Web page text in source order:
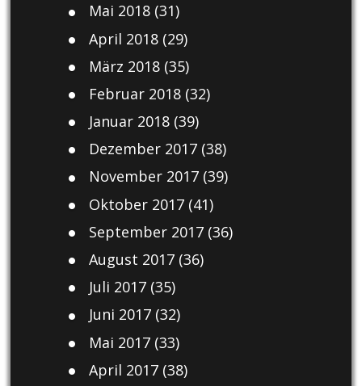
Mai 2018(31)
April 2018(29)
März 2018(35)
Februar 2018(32)
Januar 2018(39)
Dezember 2017(38)
November 2017(39)
Oktober 2017(41)
September 2017(36)
August 2017(36)
Juli 2017(35)
Juni 2017(32)
Mai 2017(33)
April 2017(38)